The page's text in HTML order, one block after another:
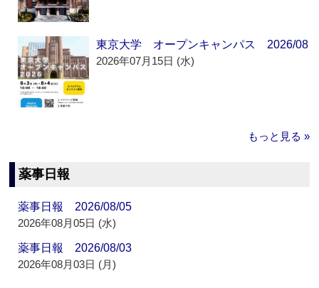
東京大学 オープンキャンパス 2026/08
2026年07月15日 (水)
もっと見る »
薬事日報
薬事日報 2026/08/05
2026年08月05日 (水)
薬事日報 2026/08/03
2026年08月03日 (月)